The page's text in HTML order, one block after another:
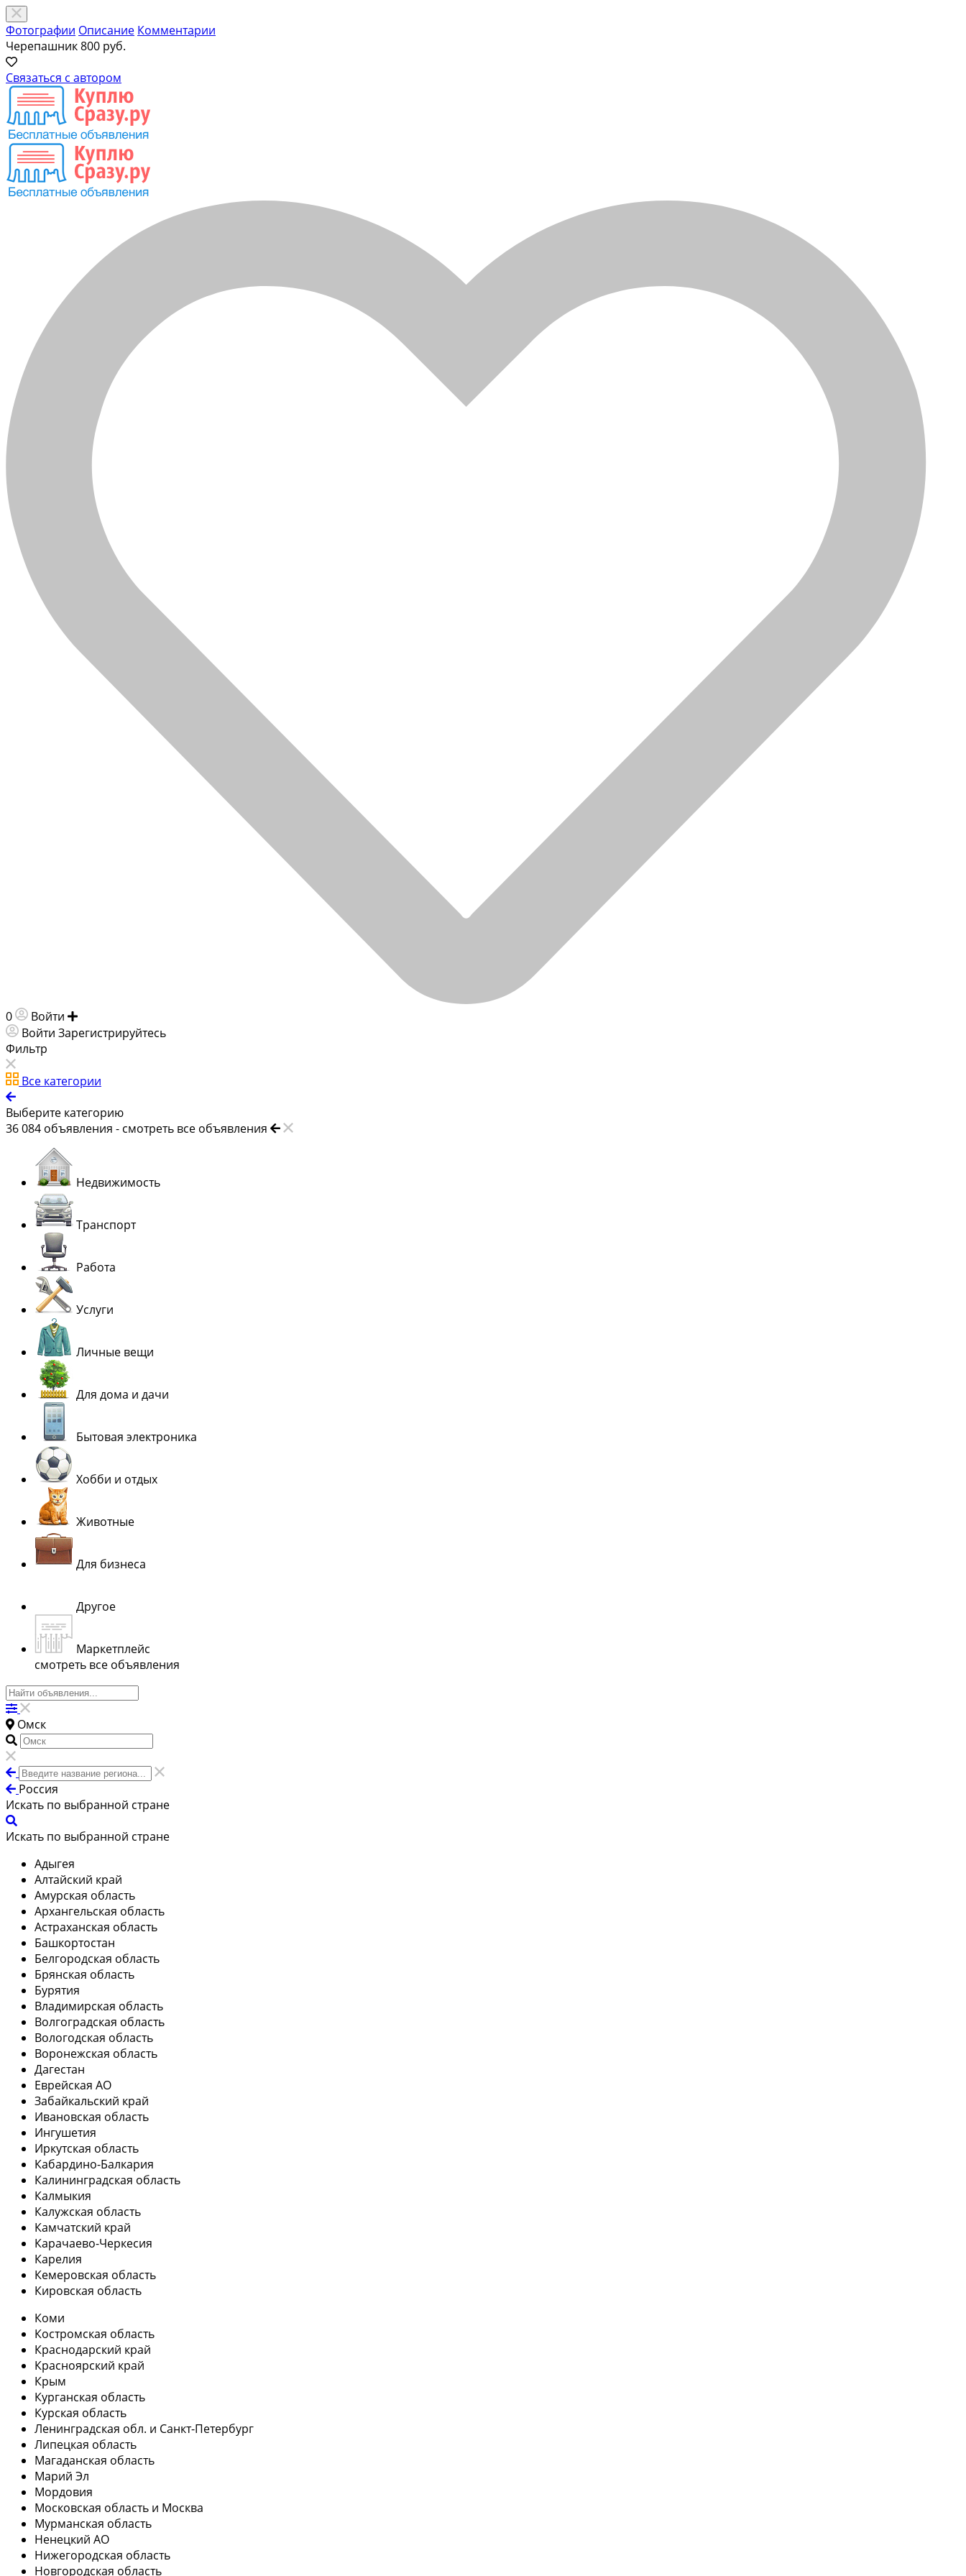
Фотографии Описание Комментарии
Черепашник800 руб.
Связаться с автором
0 Войти
Войти Зарегистрируйтесь
Фильтр
Все категории
Выберите категорию
36 084 объявления - смотреть все объявления
Недвижимость
Транспорт
Работа
Услуги
Личные вещи
Для дома и дачи
Бытовая электроника
Хобби и отдых
Животные
Для бизнеса
Другое
Маркетплейс
смотреть все объявления
Омск
Россия
Искать по выбранной стране
Искать по выбранной стране
Адыгея
Алтайский край
Амурская область
Архангельская область
Астраханская область
Башкортостан
Белгородская область
Брянская область
Бурятия
Владимирская область
Волгоградская область
Вологодская область
Воронежская область
Дагестан
Еврейская АО
Забайкальский край
Ивановская область
Ингушетия
Иркутская область
Кабардино-Балкария
Калининградская область
Калмыкия
Калужская область
Камчатский край
Карачаево-Черкесия
Карелия
Кемеровская область
Кировская область
Коми
Костромская область
Краснодарский край
Красноярский край
Крым
Курганская область
Курская область
Ленинградская обл. и Санкт-Петербург
Липецкая область
Магаданская область
Марий Эл
Мордовия
Московская область и Москва
Мурманская область
Ненецкий АО
Нижегородская область
Новгородская область